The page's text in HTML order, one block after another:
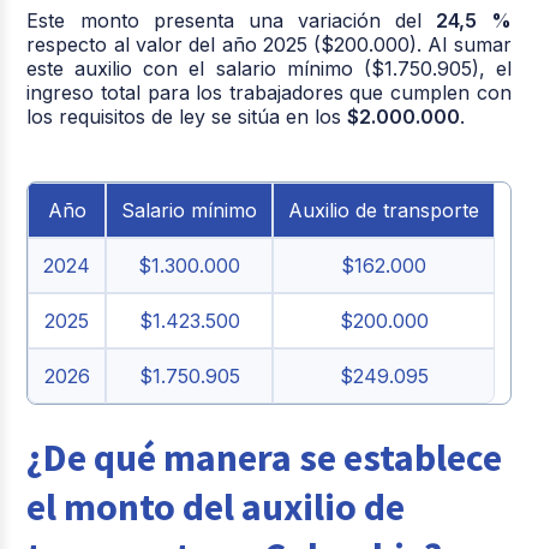
Este monto presenta una variación del 24,5 %
respecto al valor del año 2025 ($200.000). Al sumar
este auxilio con el salario mínimo ($1.750.905), el
ingreso total para los trabajadores que cumplen con
los requisitos de ley se sitúa en los$2.000.000.
Año Salario mínimo Auxilio de transporte
2024 $1.300.000 $162.000
2025 $1.423.500 $200.000
2026 $1.750.905 $249.095
¿De qué manera se establece
el monto del auxilio de